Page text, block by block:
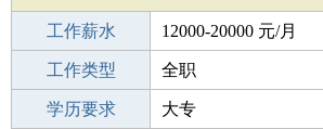
工作薪水 12000-20000 元/月
招聘人数 1人
工作类型 全职
性别要求 -
学历要求 大专